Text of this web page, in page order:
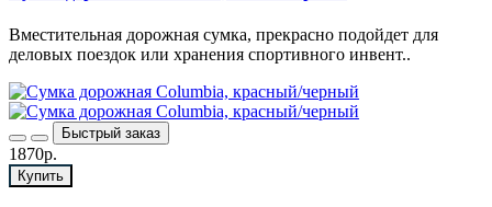
Вместительная дорожная сумка, прекрасно подойдет для
деловых поездок или хранения спортивного инвент..
Быстрый заказ
1870р.
Купить